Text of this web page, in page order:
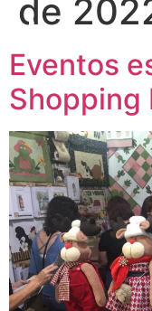
de
Eventos
Shopping